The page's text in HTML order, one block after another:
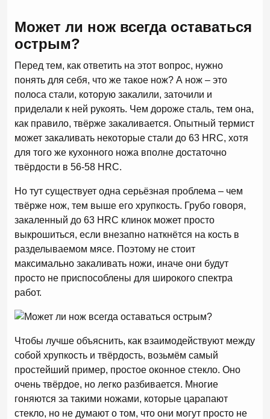
Может ли нож всегда оставаться
острым?
Перед тем, как ответить на этот вопрос, нужно
понять для себя, что же такое нож? А нож – это
полоса стали, которую закалили, заточили и
приделали к ней рукоять. Чем дороже сталь, тем она,
как правило, твёрже закаливается. Опытный термист
может закаливать некоторые стали до 63 HRC, хотя
для того же кухонного ножа вполне достаточно
твёрдости в 56-58 HRC.
Но тут существует одна серьёзная проблема – чем
твёрже нож, тем выше его хрупкость. Грубо говоря,
закаленный до 63 HRC клинок может просто
выкрошиться, если внезапно наткнётся на кость в
разделываемом мясе. Поэтому не стоит
максимально закаливать ножи, иначе они будут
просто не приспособлены для широкого спектра
работ.
Чтобы лучше объяснить, как взаимодействуют между
собой хрупкость и твёрдость, возьмём самый
простейший пример, простое оконное стекло. Оно
очень твёрдое, но легко разбивается. Многие
гоняются за такими ножами, которые царапают
стекло, но не думают о том, что они могут просто не